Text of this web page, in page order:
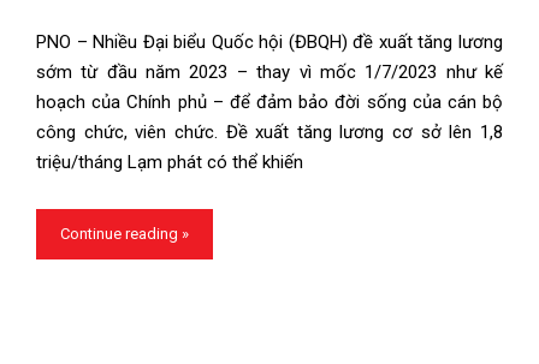
PNO – Nhiều Đại biểu Quốc hội (ĐBQH) đề xuất tăng lương
sớm từ đầu năm 2023 – thay vì mốc 1/7/2023 như kế
hoạch của Chính phủ – để đảm bảo đời sống của cán bộ
công chức, viên chức. Đề xuất tăng lương cơ sở lên 1,8
triệu/tháng Lạm phát có thể khiến
Continue reading »